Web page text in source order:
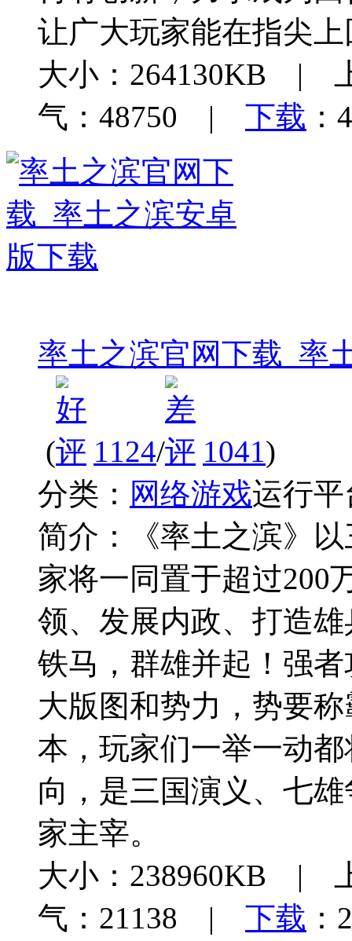
让广大玩家能在指尖
大小：264130KB |
气：48750 | 下载 ：
率土之滨官网下载_率
( 1124/ 1041 )
分类： 网络游戏运行平
简介：
《率土之滨》
家将一同置于超过200
领、发展内政、打造
铁马，群雄并起！强
大版图和势力，势要
本，玩家们一举一动
向，是三国演义、七
家主宰。
大小：238960KB |
气：21138 | 下载 ：